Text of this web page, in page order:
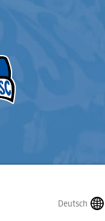
Deutsch